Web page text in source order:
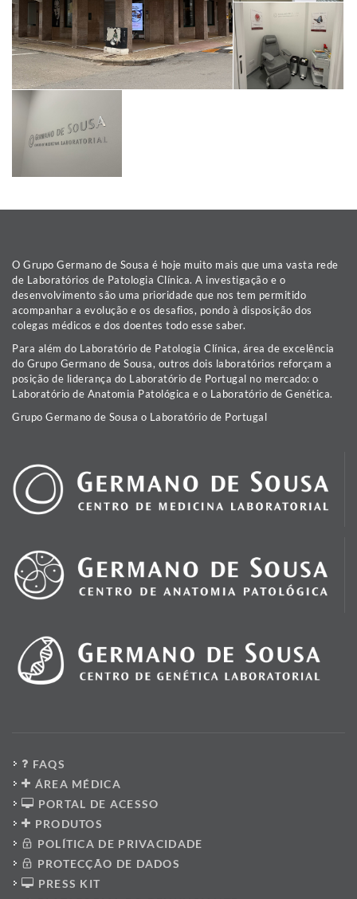
O Grupo Germano de Sousa é hoje muito mais que uma vasta rede
de Laboratórios de Patologia Clínica. A investigação e o
desenvolvimento são uma prioridade que nos tem permitido
acompanhar a evolução e os desafios, pondo à disposição dos
colegas médicos e dos doentes todo esse saber.
Para além do Laboratório de Patologia Clínica, área de excelência
do Grupo Germano de Sousa, outros dois laboratórios reforçam a
posição de liderança do Laboratório de Portugal no mercado: o
Laboratório de Anatomia Patológica e o Laboratório de Genética.
Grupo Germano de Sousa o Laboratório de Portugal
FAQS
ÁREA MÉDICA
PORTAL DE ACESSO
PRODUTOS
POLÍTICA DE PRIVACIDADE
PROTECÇÃO DE DADOS
PRESS KIT